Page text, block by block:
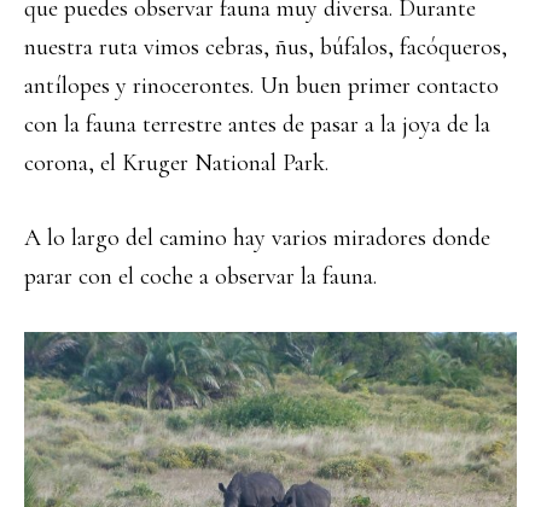
que puedes observar fauna muy diversa. Durante
nuestra ruta vimos cebras, ñus, búfalos, facóqueros,
antílopes y rinocerontes. Un buen primer contacto
con la fauna terrestre antes de pasar a la joya de la
corona, el Kruger National Park.
A lo largo del camino hay varios miradores donde
parar con el coche a observar la fauna.